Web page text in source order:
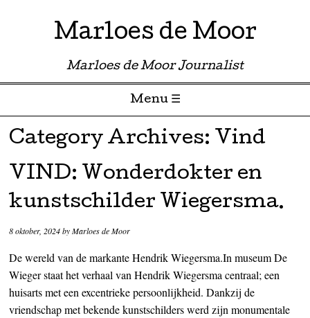
Marloes de Moor
Marloes de Moor Journalist
Menu ☰
Skip to content
Category Archives: Vind
VIND: Wonderdokter en
kunstschilder Wiegersma.
8 oktober, 2024byMarloes de Moor
De wereld van de markante Hendrik Wiegersma.In museum De
Wieger staat het verhaal van Hendrik Wiegersma centraal; een
huisarts met een excentrieke persoonlijkheid. Dankzij de
vriendschap met bekende kunstschilders werd zijn monumentale